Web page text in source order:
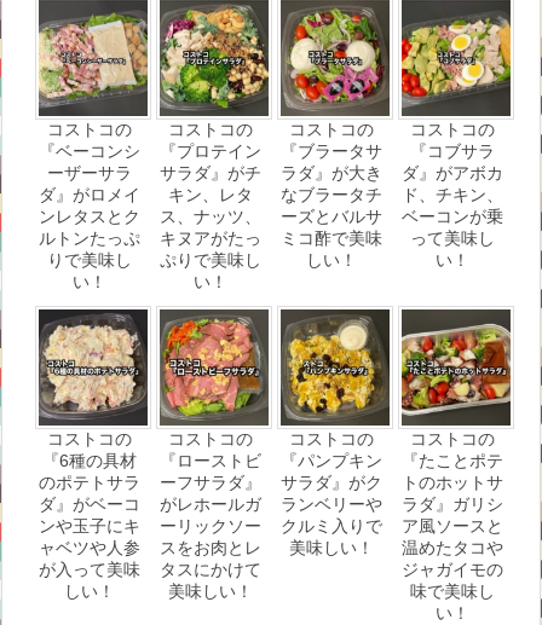
コストコの
『ベーコンシ
ーザーサラ
ダ』がロメイ
ンレタスとク
ルトンたっぷ
りで美味し
い！
コストコの
『プロテイン
サラダ』がチ
キン、レタ
ス、ナッツ、
キヌアがたっ
ぷりで美味し
い！
コストコの
『ブラータサ
ラダ』が大き
なブラータチ
ーズとバルサ
ミコ酢で美味
しい！
コストコの
『コブサラ
ダ』がアボカ
ド、チキン、
ベーコンが乗
って美味し
い！
コストコの
『6種の具材
のポテトサラ
ダ』がベーコ
ンや玉子にキ
ャベツや人参
が入って美味
しい！
コストコの
『ローストビ
ーフサラダ』
がレホールガ
ーリックソー
スをお肉とレ
タスにかけて
美味しい！
コストコの
『パンプキン
サラダ』がク
ランベリーや
クルミ入りで
美味しい！
コストコの
『たことポテ
トのホットサ
ラダ』ガリシ
ア風ソースと
温めたタコや
ジャガイモの
味で美味し
い！